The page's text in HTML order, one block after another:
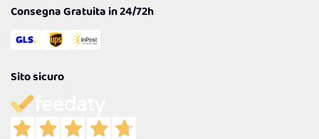
Consegna Gratuita in 24/72h
Sito sicuro